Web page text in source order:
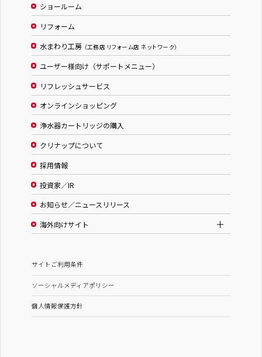
ショールーム
リフォーム
水まわり工房 （工務店 リフォーム店 ネットワーク）
ユーザー様向け（サポートメニュー）
リフレッシュサービス
オンラインショッピング
浄水器カートリッジの購入
クリナップについて
採用情報
投資家／IR
お知らせ／ニュースリリース
海外向けサイト
サイトご利用条件
ソーシャルメディアポリシー
個人情報保護方針